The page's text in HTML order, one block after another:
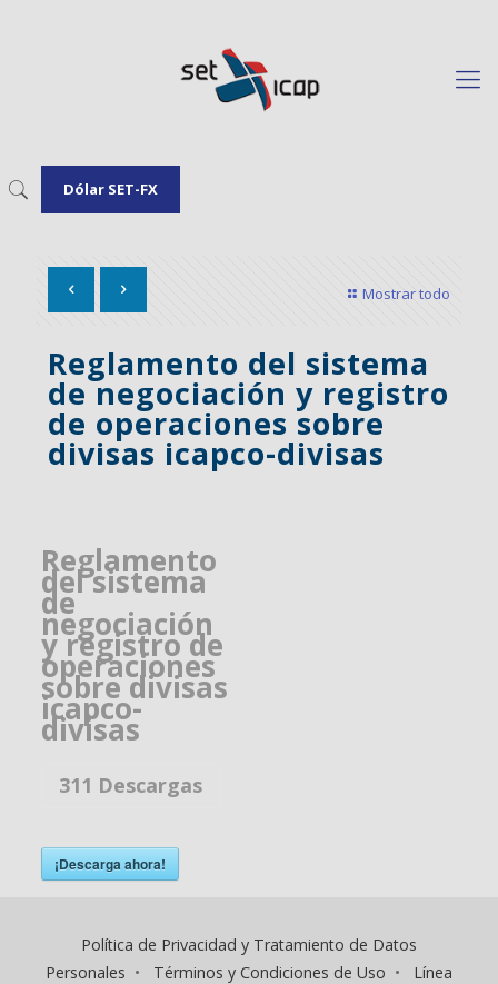
Dólar SET-FX
Mostrar todo
Reglamento del sistema
de negociación y registro
de operaciones sobre
divisas icapco-divisas
Reglamento
del sistema
de
negociación
y registro de
operaciones
sobre divisas
icapco-
divisas
311 Descargas
¡Descarga ahora!
Política de Privacidad y Tratamiento de Datos
Personales • Términos y Condiciones de Uso • Línea